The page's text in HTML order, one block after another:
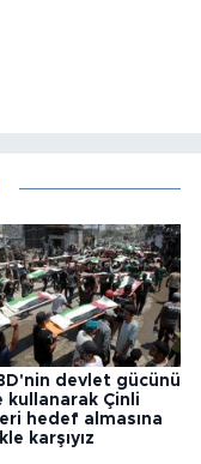
devlet gücünü
kullanarak Çinli
hedef almasına
karşıyız